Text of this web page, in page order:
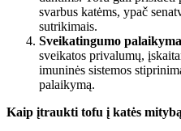
svarbus katėms, ypač
sutrikimais.
Sveikatingumo
sveikatos privalumų,
imuninės sistemos
palaikymą.
Kaip įtraukti tofu į katės